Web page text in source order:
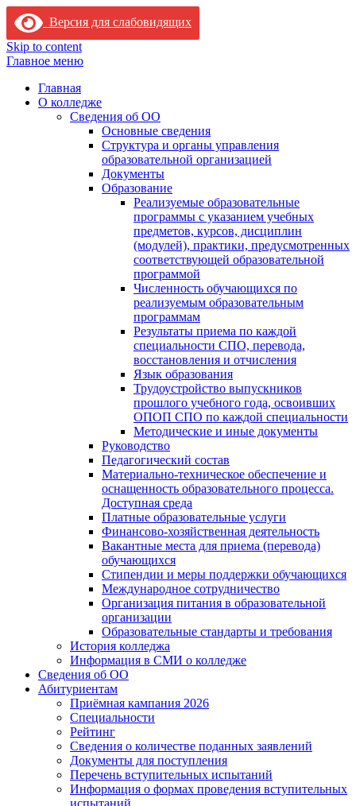
Версия для слабовидящих
Skip to content
Главное меню
Главная
О колледже
Сведения об ОО
Основные сведения
Структура и органы управления
образовательной организацией
Документы
Образование
Реализуемые образовательные
программы с указанием учебных
предметов, курсов, дисциплин
(модулей), практики, предусмотренных
соответствующей образовательной
программой
Численность обучающихся по
реализуемым образовательным
программам
Результаты приема по каждой
специальности СПО, перевода,
восстановления и отчисления
Язык образования
Трудоустройство выпускников
прошлого учебного года, освоивших
ОПОП СПО по каждой специальности
Методические и иные документы
Руководство
Педагогический состав
Материально-техническое обеспечение и
оснащенность образовательного процесса.
Доступная среда
Платные образовательные услуги
Финансово-хозяйственная деятельность
Вакантные места для приема (перевода)
обучающихся
Стипендии и меры поддержки обучающихся
Международное сотрудничество
Организация питания в образовательной
организации
Образовательные стандарты и требования
История колледжа
Информация в СМИ о колледже
Сведения об ОО
Абитуриентам
Приёмная кампания 2026
Специальности
Рейтинг
Сведения о количестве поданных заявлений
Документы для поступления
Перечень вступительных испытаний
Информация о формах проведения вступительных
испытаний